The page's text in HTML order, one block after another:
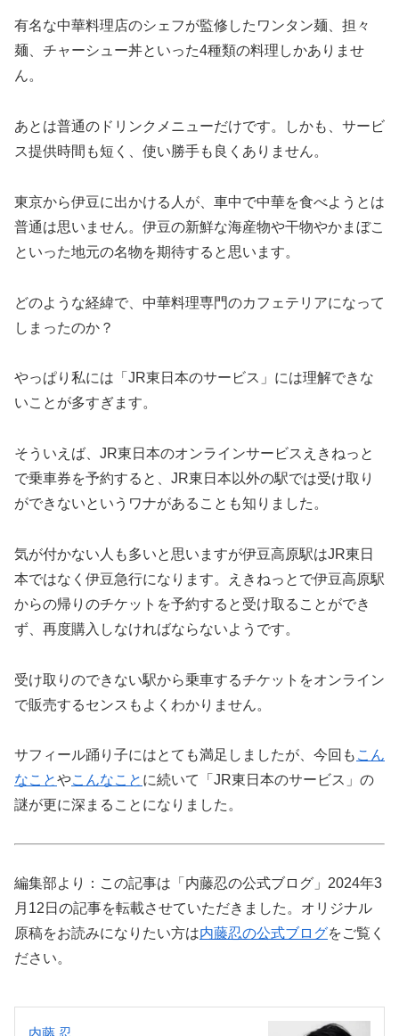
有名な中華料理店のシェフが監修したワンタン麺、担々
麺、チャーシュー丼といった4種類の料理しかありませ
ん。
あとは普通のドリンクメニューだけです。しかも、サービ
ス提供時間も短く、使い勝手も良くありません。
東京から伊豆に出かける人が、車中で中華を食べようとは
普通は思いません。伊豆の新鮮な海産物や干物やかまぼこ
といった地元の名物を期待すると思います。
どのような経緯で、中華料理専門のカフェテリアになって
しまったのか？
やっぱり私には「JR東日本のサービス」には理解できな
いことが多すぎます。
そういえば、JR東日本のオンラインサービスえきねっと
で乗車券を予約すると、JR東日本以外の駅では受け取り
ができないというワナがあることも知りました。
気が付かない人も多いと思いますが伊豆高原駅はJR東日
本ではなく伊豆急行になります。えきねっとで伊豆高原駅
からの帰りのチケットを予約すると受け取ることができ
ず、再度購入しなければならないようです。
受け取りのできない駅から乗車するチケットをオンライン
で販売するセンスもよくわかりません。
サフィール踊り子にはとても満足しましたが、今回も こん
なことやこんなこと に続いて「JR東日本のサービス」の
謎が更に深まることになりました。
編集部より：この記事は「内藤忍の公式ブログ」2024年3
月12日の記事を転載させていただきました。オリジナル
原稿をお読みになりたい方は内藤忍の公式ブログをご覧く
ださい。
内藤 忍